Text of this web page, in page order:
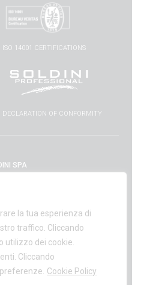
la tua esperienza di
traffico. Cliccando
utilizzo dei cookie.
Cliccando
Cookie Policy
ISO 14001 CERTIFICATIONS
DECLARATION OF CONFORMITY
SPA